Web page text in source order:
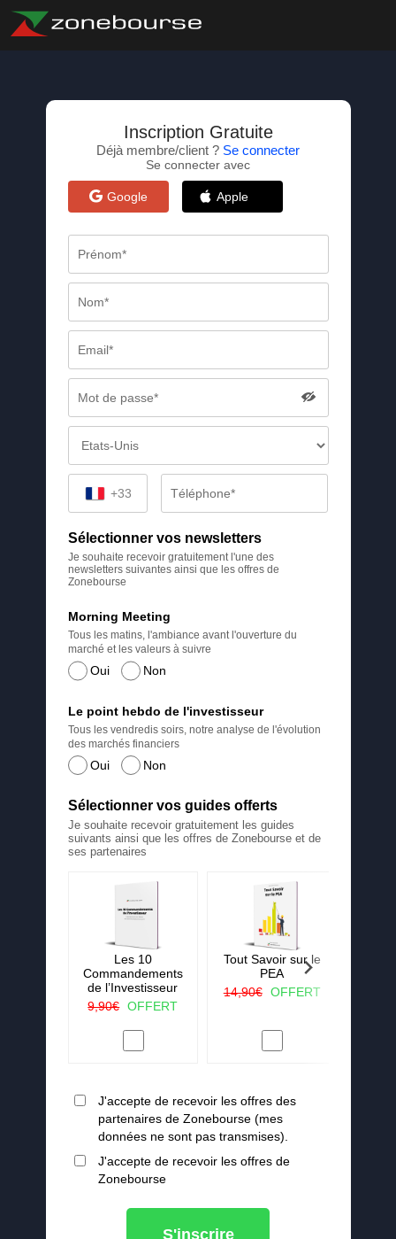
Inscription Gratuite
Déjà membre/client ? Se connecter
Se connecter avec
Google Apple
+33
Sélectionner vos newsletters
Je souhaite recevoir gratuitement l'une des
newsletters suivantes ainsi que les offres de
Zonebourse
Oui Non
Morning Meeting
Tous les matins, l'ambiance avant l'ouverture du
marché et les valeurs à suivre
Oui Non
Le point hebdo de l'investisseur
Tous les vendredis soirs, notre analyse de l'évolution
des marchés financiers
Sélectionner vos guides offerts
Je souhaite recevoir gratuitement les guides
suivants ainsi que les offres de Zonebourse et de
ses partenaires
Les 10
Commandements
de l’Investisseur
9,90€ OFFERT
Tout Savoir sur le
PEA
14,90€ OFFERT
J'accepte de recevoir les offres des
partenaires de Zonebourse (mes
données ne sont pas transmises).
J'accepte de recevoir les offres de
Zonebourse
S'inscrire